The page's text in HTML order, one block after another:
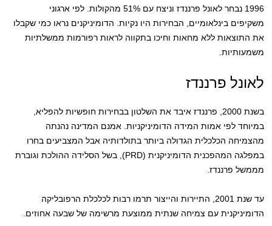
1996 נבחר לאונל פרננדז וניצח עם 51% מהקולות. לפי ארגוני
משקיפים בינלאומיים, הבחירות היו נקיות. הדומיניקנים נראו כמי שקבלו
את התוצאות ללא מחאות וחיכו בתקווה לראות רפורמות ממשלתיות
משמעותיות.
לאונל פרננדז
בשנת 2000, פרננדז איבד את השלטון בבחירות חופשיות להפליא,
במיוחד לפי אמות המידה הדומיניקניות. אמנם המדינה נהנתה
מהצמיחה הכלכלית הגדולה ביותר בתולדותיה אבל המצביעים בחרו
במפלגה המהפכנית הדומיניקנית (PRD), בשל הסלידה ההולכת וגוברת
מממשל פרננדז.
עד שנת 2001, התיירות והייצור תרמו רבות לכלכלת הרפובליקה
הדומיניקנית עם צמיחה שנתית ממוצעת מרשימה של שבעה אחוזים.